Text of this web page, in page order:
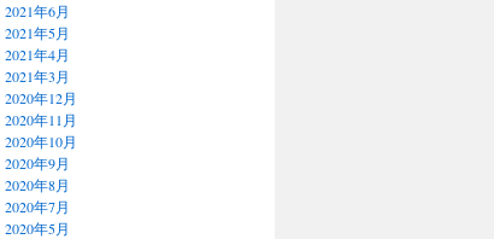
2021年6月
2021年5月
2021年4月
2021年3月
2020年12月
2020年11月
2020年10月
2020年9月
2020年8月
2020年7月
2020年5月